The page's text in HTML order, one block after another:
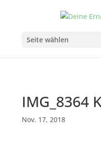
Seite wählen
IMG_8364
Nov. 17, 2018